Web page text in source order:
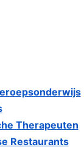
Therapeuten
Restaurants